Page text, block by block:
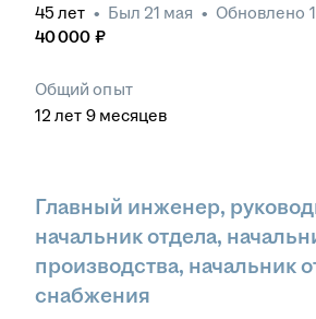
45 лет • Был 21 мая • Обновлено
40 000 ₽
Общий опыт
12 лет 9 месяцев
Главный инженер,
начальник отдела,
производства, начальник
снабжения